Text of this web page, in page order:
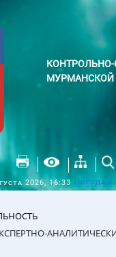
КОНТРОЛЬНО-
МУРМАНСКОЙ
2026, 16:33 Погода